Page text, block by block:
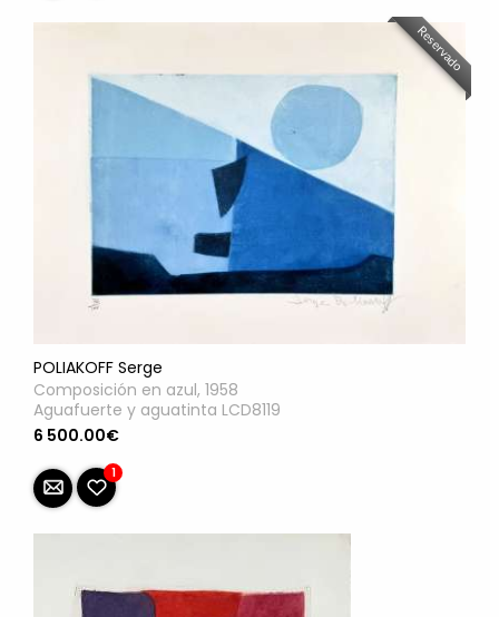
Reservado
POLIAKOFF Serge
Composición en azul, 1958
Aguafuerte y aguatinta LCD8119
6 500.00€
1